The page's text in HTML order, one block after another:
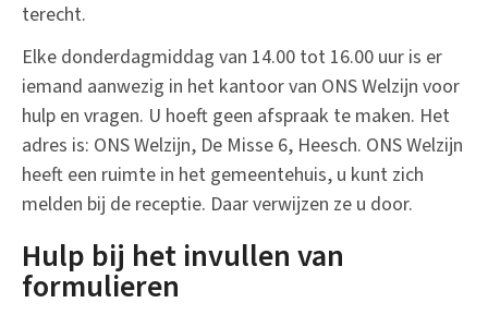
terecht.
Elke donderdagmiddag van 14.00 tot 16.00 uur is er
iemand aanwezig in het kantoor van ONS Welzijn voor
hulp en vragen. U hoeft geen afspraak te maken. Het
adres is: ONS Welzijn, De Misse 6, Heesch. ONS Welzijn
heeft een ruimte in het gemeentehuis, u kunt zich
melden bij de receptie. Daar verwijzen ze u door.
Hulp bij het invullen van
formulieren